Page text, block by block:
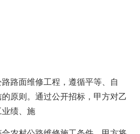
面维修工程，遵循平等、自
原则。通过公开招标，甲方对乙
绩、施